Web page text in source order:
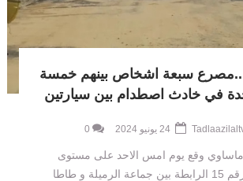
...مصرع سبعة اشخاص بينهم خمسة
في خادث اصطدام بين سيارتين
0
وقع يوم امس الاحد على مستوى
الطريق الوطنية رقم 15 الرابطة بين جماعة الرميلة و طاطا